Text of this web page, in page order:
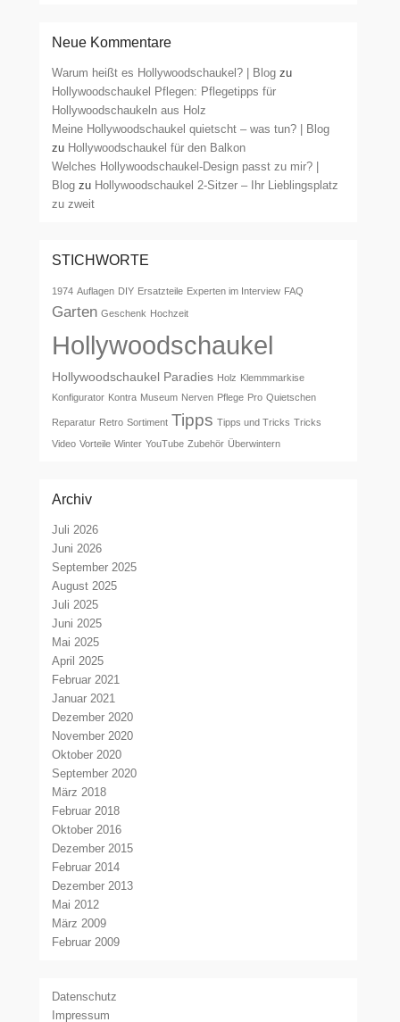
Neue Kommentare
Warum heißt es Hollywoodschaukel? | Blog zu
Hollywoodschaukel Pflegen: Pflegetipps für
Hollywoodschaukeln aus Holz
Meine Hollywoodschaukel quietscht – was tun? | Blog
zu Hollywoodschaukel für den Balkon
Welches Hollywoodschaukel-Design passt zu mir? |
Blog zu Hollywoodschaukel 2-Sitzer – Ihr Lieblingsplatz
zu zweit
STICHWORTE
1974 Auflagen DIY Ersatzteile Experten im Interview FAQ
Garten Geschenk Hochzeit
Hollywoodschaukel
Hollywoodschaukel Paradies Holz Klemmmarkise
Konfigurator Kontra Museum Nerven Pflege Pro Quietschen
Reparatur Retro Sortiment Tipps Tipps und Tricks Tricks
Video Vorteile Winter YouTube Zubehör Überwintern
Archiv
Juli 2026
Juni 2026
September 2025
August 2025
Juli 2025
Juni 2025
Mai 2025
April 2025
Februar 2021
Januar 2021
Dezember 2020
November 2020
Oktober 2020
September 2020
März 2018
Februar 2018
Oktober 2016
Dezember 2015
Februar 2014
Dezember 2013
Mai 2012
März 2009
Februar 2009
Datenschutz
Impressum